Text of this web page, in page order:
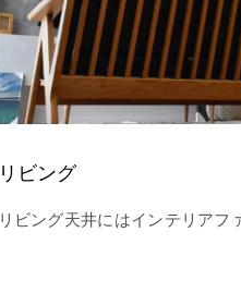
リビング
リビング天井にはインテリアフ